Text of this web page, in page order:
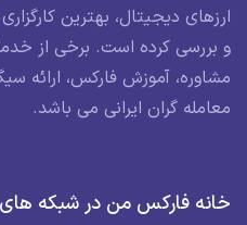
ارزهای دیجیتال، بهترین
و بررسی کرده است. برخی از
مشاوره، آموزش فارکس، ارائه
معامله گران ایرانی می باشد.
خانه فارکس من در شبکه